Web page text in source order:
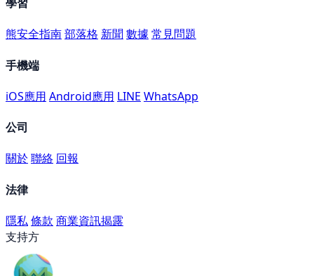
熊安全指南部落格 新聞數據 常見問題
手機端
iOS應用 Android應用 LINE WhatsApp
公司
關於聯絡 回報
法律
隱私條款 商業資訊揭露
支持方